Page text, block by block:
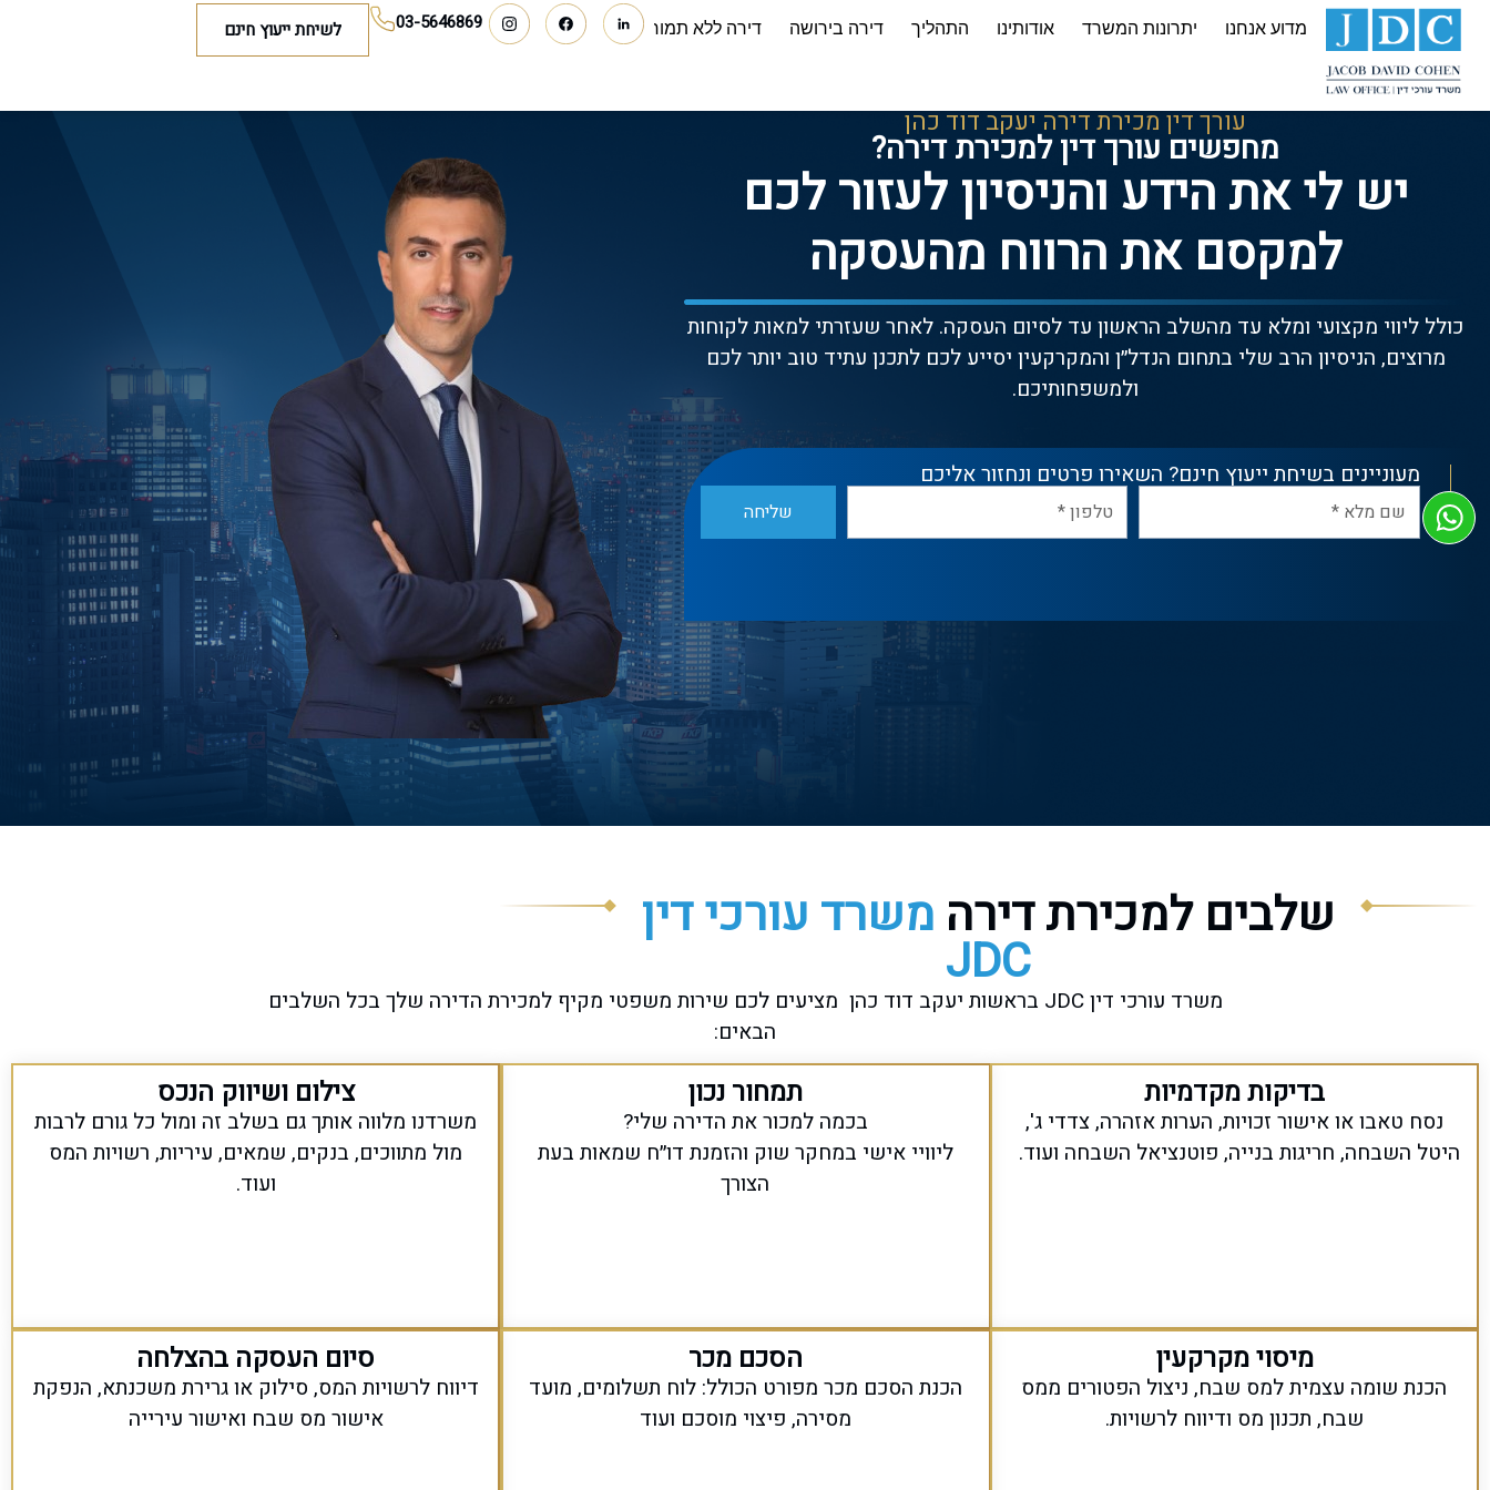
מדוע אנחנו יתרונות המשרד אודותינו התהליך דירה בירושה דירה ללא תמורה 03-5646869 לשיחת ייעוץ חינם
עורך דין מכירת דירה יעקב דוד כהן
מחפשים עורך דין למכירת דירה?
יש לי את הידע והניסיון לעזור לכם
למקסם את הרווח מהעסקה
כולל ליווי מקצועי ומלא עד מהשלב הראשון עד לסיום העסקה. לאחר שעזרתי למאות לקוחות
מרוצים, הניסיון הרב שלי בתחום הנדל״ן והמקרקעין יסייע לכם לתכנן עתיד טוב יותר לכם
ולמשפחותיכם.
מעוניינים בשיחת ייעוץ חינם? השאירו פרטים ונחזור אליכם
שליחה
שלבים למכירת דירה משרד עורכי דין
JDC
משרד עורכי דיןJDC בראשות יעקב דוד כהן מציעים לכם שירות משפטי מקיף למכירת הדירה שלך בכל השלבים
הבאים:
בדיקות מקדמיות
נסח טאבואו אישור זכויות, הערות אזהרה,צדדי ג',
היטל השבחה, חריגות בנייה, פוטנציאל השבחה ועוד.
תמחור נכון
בכמה למכור את הדירה שלי?
ליוויי אישי במחקר שוק והזמנת דו״ח שמאות בעת
הצורך
צילום ושיווק הנכס
משרדנו מלווה אותךגם בשלב זה ומול כל גורם לרבות
מול מתווכים, בנקים, שמאים, עיריות, רשויות המס
ועוד.
מיסוי מקרקעין
הכנת שומה עצמית למס שבח, ניצול הפטורים ממס
שבח, תכנון מס ודיווח לרשויות.
הסכם מכר
הכנת הסכם מכר מפורט הכולל: לוח תשלומים, מועד
מסירה, פיצוי מוסכם ועוד
סיום העסקה בהצלחה
דיווח לרשויות המס, סילוק או גרירת משכנתא, הנפקת
אישור מס שבח ואישור עירייה